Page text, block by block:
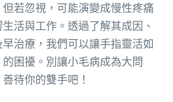
若忽視，可能演變成慢性疼痛
活與工作。透過了解其成因、
治療，我們可以讓手指靈活如
困擾。別讓小毛病成為大問
待你的雙手吧！